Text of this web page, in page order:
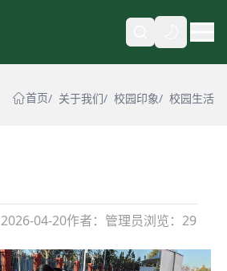
自动
首页 关于我们 校园印象 校园生活
2026-04-20作者：管理员浏览：29